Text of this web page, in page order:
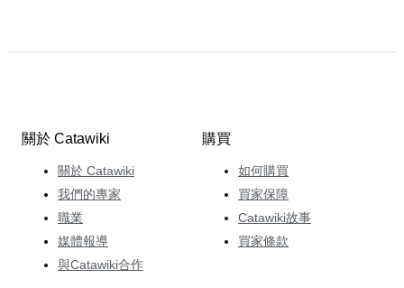
關於 Catawiki
關於 Catawiki
我們的專家
職業
媒體報導
與Catawiki合作
購買
如何購買
買家保障
Catawiki故事
買家條款